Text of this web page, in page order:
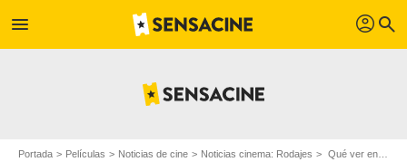
menu profil search
Portada Películas Noticias de cine Noticias cinema: Rodajes Qué ver en Disney+: una olvidada secuela de una de las mejores películas de la historia que es una gran muestra de fantasía de los 80